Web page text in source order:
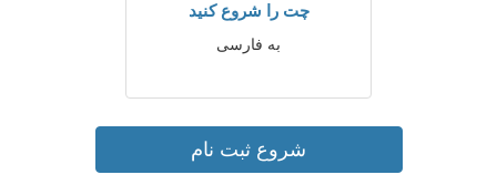
چت را شروع کنید
به فارسی
شروع ثبت نام